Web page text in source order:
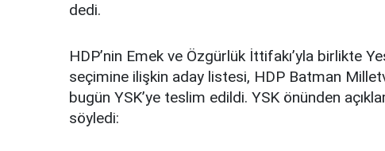
dedi.
HDP’nin Emek ve Özgürlük İttifakı’yla birlikte
seçimine ilişkin aday listesi, HDP Batman
bugün YSK’ye teslim edildi. YSK önünden
söyledi: